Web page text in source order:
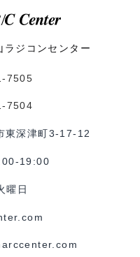
ジコンセンター
7505
7504
東深津町3-17-12
19:00
曜日